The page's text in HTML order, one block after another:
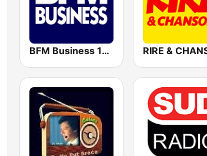
BFM Business 100.8 FM